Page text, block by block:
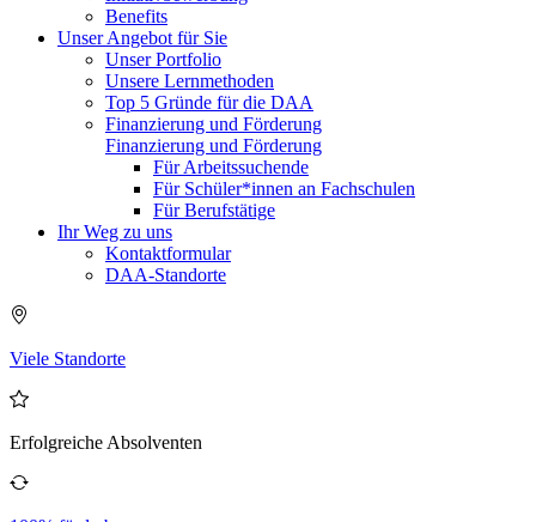
Benefits
Unser Angebot für Sie
Unser Portfolio
Unsere Lernmethoden
Top 5 Gründe für die DAA
Finanzierung und Förderung
Finanzierung und Förderung
Für Arbeitssuchende
Für Schüler*innen an Fachschulen
Für Berufstätige
Ihr Weg zu uns
Kontaktformular
DAA-Standorte
Viele Standorte
Erfolgreiche Absolventen